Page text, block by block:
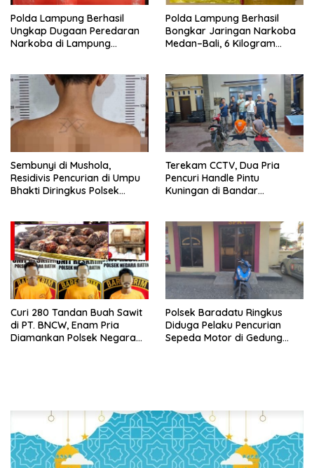
Polda Lampung Berhasil
Ungkap Dugaan Peredaran
Narkoba di Lampung
Polda Lampung Berhasil
Bongkar Jaringan Narkoba
Medan–Bali, 6 Kilogram
Sembunyi di Mushola,
Residivis Pencurian di Umpu
Bhakti Diringkus Polsek
Terekam CCTV, Dua Pria
Pencuri Handle Pintu
Kuningan di Bandar
Curi 280 Tandan Buah Sawit
di PT. BNCW, Enam Pria
Diamankan Polsek Negara
Polsek Baradatu Ringkus
Diduga Pelaku Pencurian
Sepeda Motor di Gedung